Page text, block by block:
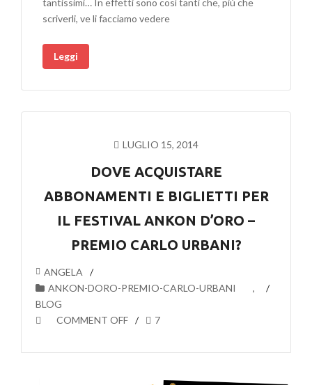
tantissimi… In effetti sono così tanti che, più che
scriverli, ve li facciamo vedere
Leggi
LUGLIO 15, 2014
DOVE ACQUISTARE
ABBONAMENTI E BIGLIETTI PER
IL FESTIVAL ANKON D’ORO –
PREMIO CARLO URBANI?
ANGELA
ANKON-DORO-PREMIO-CARLO-URBANI
,
BLOG
COMMENT OFF
7